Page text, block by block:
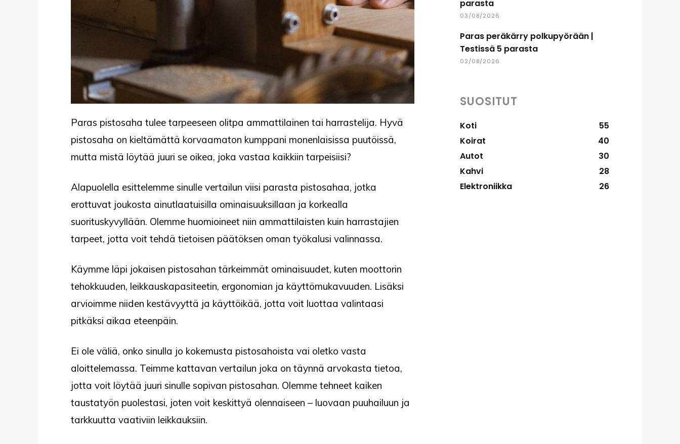
Paras pistosaha tulee tarpeeseen olitpa ammattilainen tai harrastelija. Hyvä
pistosaha on kieltämättä korvaamaton kumppani monenlaisissa puutöissä,
mutta mistä löytää juuri se oikea, joka vastaa kaikkiin tarpeisiisi?
Alapuolella esittelemme sinulle vertailun viisi parasta pistosahaa, jotka
erottuvat joukosta ainutlaatuisilla ominaisuuksillaan ja korkealla
suorituskyvyllään. Olemme huomioineet niin ammattilaisten kuin harrastajien
tarpeet, jotta voit tehdä tietoisen päätöksen oman työkalusi valinnassa.
Käymme läpi jokaisen pistosahan tärkeimmät ominaisuudet, kuten moottorin
tehokkuuden, leikkauskapasiteetin, ergonomian ja käyttömukavuuden. Lisäksi
arvioimme niiden kestävyyttä ja käyttöikää, jotta voit luottaa valintaasi
pitkäksi aikaa eteenpäin.
Ei ole väliä, onko sinulla jo kokemusta pistosahoista vai oletko vasta
aloittelemassa. Teimme kattavan vertailun joka on täynnä arvokasta tietoa,
jotta voit löytää juuri sinulle sopivan pistosahan. Olemme tehneet kaiken
taustatyön puolestasi, joten voit keskittyä olennaiseen – luovaan puuhailuun ja
tarkkuutta vaativiin leikkauksiin.
parasta
03/08/2026
Paras peräkärry polkupyörään |
Testissä 5 parasta
02/08/2026
SUOSITUT
Koti
55
Koirat
40
Autot
30
Kahvi
28
Elektroniikka
26